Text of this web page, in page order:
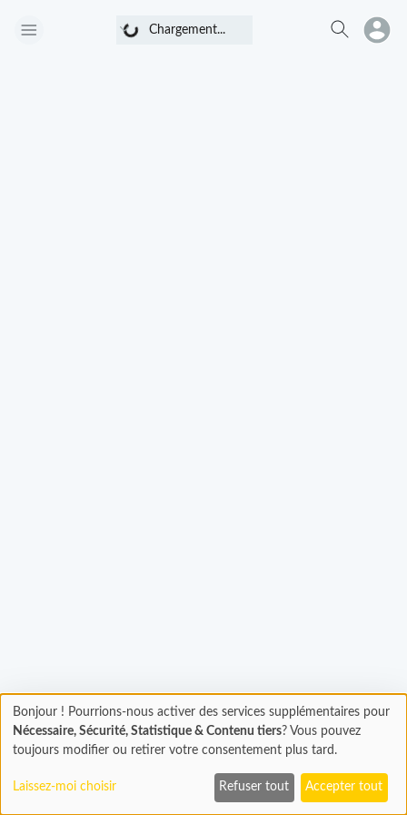
Chargement...
Chargement...Chargement
En cours...
Bonjour ! Pourrions-nous activer des services supplémentaires pour
Nécessaire, Sécurité, Statistique & Contenu tiers? Vous pouvez
toujours modifier ou retirer votre consentement plus tard.
Laissez-moi choisir Refuser tout Accepter tout